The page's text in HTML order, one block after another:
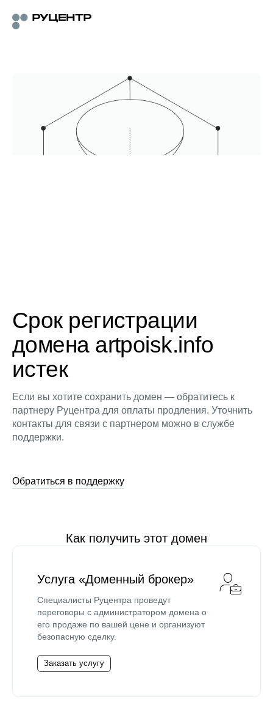
Срок регистрации
домена artpoisk.info
истек
Если вы хотите сохранить домен — обратитесь к
партнеру Руцентра для оплаты продления. Уточнить
контакты для связи с партнером можно в службе
поддержки.
Обратиться в поддержку
Как получить этот домен
Услуга «Доменный брокер»
Специалисты Руцентра проведут
переговоры с администратором домена о
его продаже по вашей цене и организуют
безопасную сделку.
Заказать услугу